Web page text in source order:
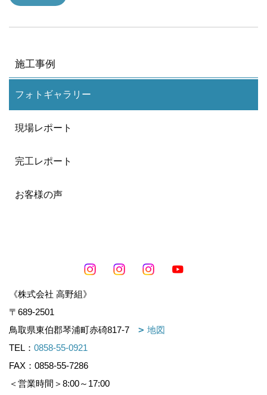
施工事例
フォトギャラリー
現場レポート
完工レポート
お客様の声
《株式会社 高野組》
〒689-2501
鳥取県東伯郡琴浦町赤碕817-7
地図
TEL： 0858-55-0921
FAX：0858-55-7286
＜営業時間＞8:00～17:00